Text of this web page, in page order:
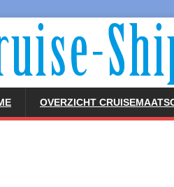
OVERZICHT